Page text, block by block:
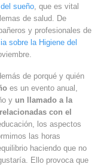
sueño, que es vital
de salud. De
y profesionales de
sobre la Higiene del
de porqué y quién
es un evento anual,
y un llamado a la
con el
los aspectos
las horas
haciendo que no
Ello provoca que